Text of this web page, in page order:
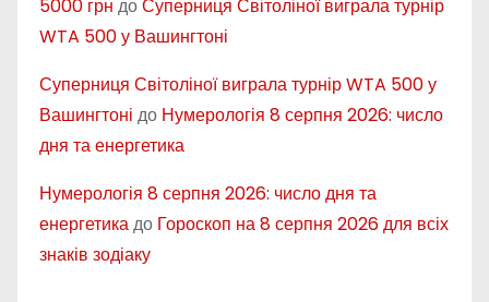
5000 грн доСуперниця Світоліної виграла турнір
WTA 500 у Вашингтоні
Суперниця Світоліної виграла турнір WTA 500 у
Вашингтоні до Нумерологія 8 серпня 2026: число
дня та енергетика
Нумерологія 8 серпня 2026: число дня та
енергетикадо Гороскоп на 8 серпня 2026 для всіх
знаків зодіаку